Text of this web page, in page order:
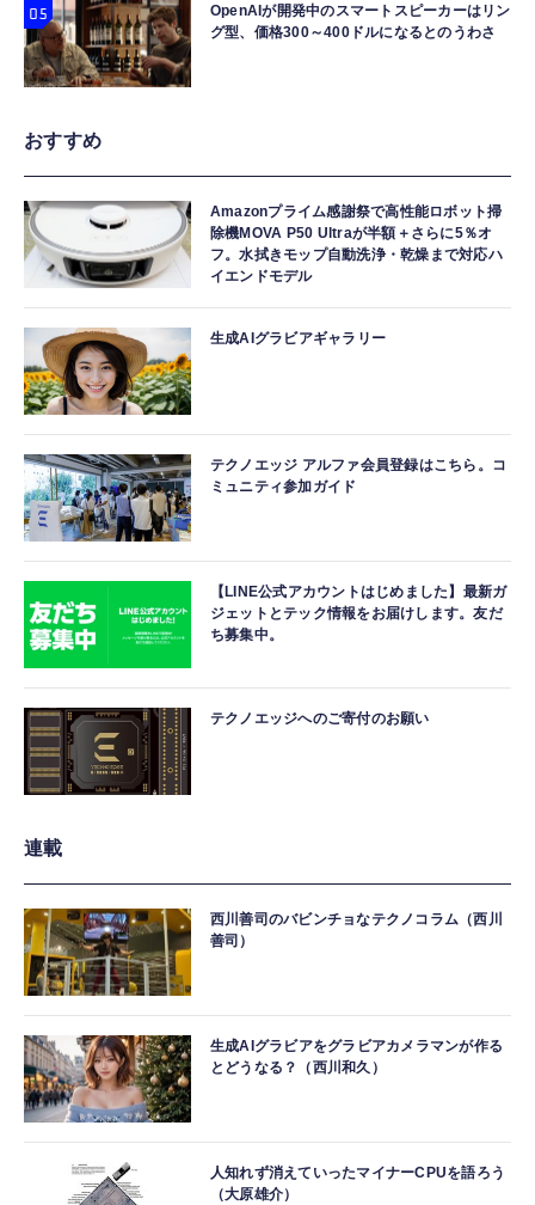
OpenAIが開発中のスマートスピーカーはリン
グ型、価格300～400ドルになるとのうわさ
おすすめ
Amazonプライム感謝祭で高性能ロボット掃
除機MOVA P50 Ultraが半額＋さらに5％オ
フ。水拭きモップ自動洗浄・乾燥まで対応ハ
イエンドモデル
生成AIグラビアギャラリー
テクノエッジ アルファ会員登録はこちら。コ
ミュニティ参加ガイド
【LINE公式アカウントはじめました】最新ガ
ジェットとテック情報をお届けします。友だ
ち募集中。
テクノエッジへのご寄付のお願い
連載
西川善司のバビンチョなテクノコラム（西川
善司）
生成AIグラビアをグラビアカメラマンが作る
とどうなる？（西川和久）
人知れず消えていったマイナーCPUを語ろう
（大原雄介）